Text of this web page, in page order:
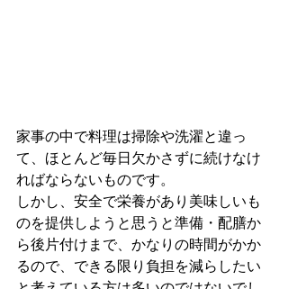
家事の中で料理は掃除や洗濯と違っ
て、ほとんど毎日欠かさずに続けなけ
ればならないものです。
しかし、安全で栄養があり美味しいも
のを提供しようと思うと準備・配膳か
ら後片付けまで、かなりの時間がかか
るので、できる限り負担を減らしたい